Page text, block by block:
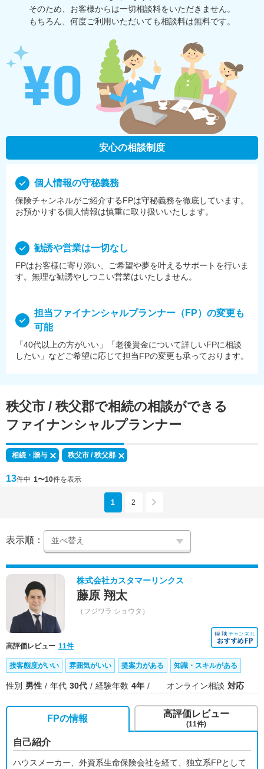
そのため、お客様からは一切相談料をいただきません。
もちろん、何度ご利⽤いただいても相談料は無料です。
安心の相談制度
個⼈情報の守秘義務
保険チャンネルがご紹介するFPは守秘義務を徹底しています。
お預かりする個⼈情報は慎重に取り扱いいたします。
勧誘や営業は⼀切なし
FPはお客様に寄り添い、ご希望や夢を叶えるサポートを⾏いま
す。無理な勧誘やしつこい営業はいたしません。
担当ファイナンシャルプランナー（FP）の変更も
可能
「40代以上の方がいい」「老後資金について詳しいFPに相談
したい」などご希望に応じて担当FPの変更も承っております。
秩父市 / 秩父郡で相続の相談ができる
ファイナンシャルプランナー
相続・贈与 秩父市 / 秩父郡
13件中 1〜10件を表示
1 2
表示順：
株式会社カスタマーリンクス
藤原 翔太
（フジワラ ショウタ）
高評価レビュー 11件
接客態度がいい 雰囲気がいい 提案力がある 知識・スキルがある
性別 男性 年代 30代 経験年数 4年 オンライン相談 対応
FPの情報
自己紹介
ハウスメーカー、外資系生命保険会社を経て、独立系FPとして
高評価レビュー
(11件)